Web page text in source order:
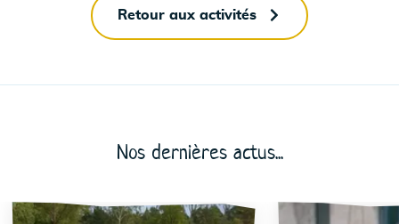
Retour aux activités
Nos dernières actus...